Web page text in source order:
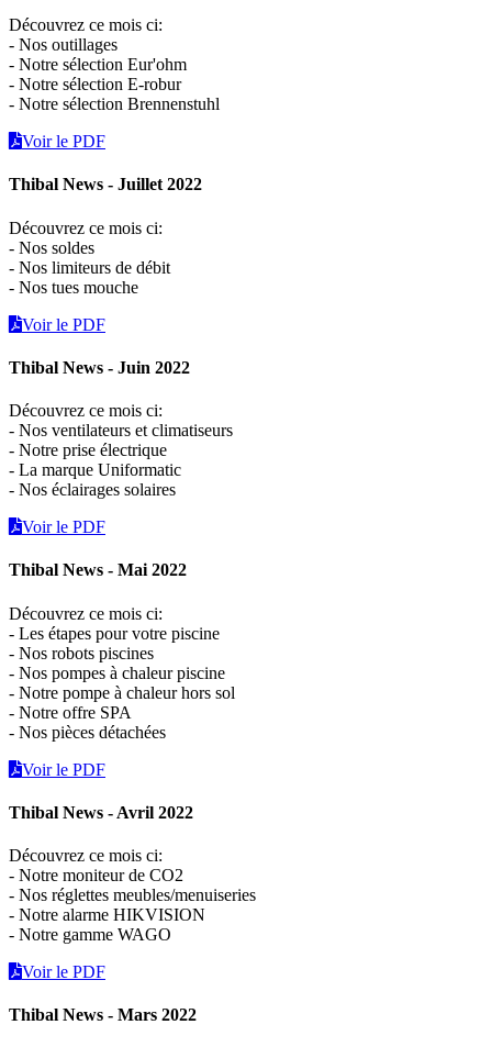
Découvrez ce mois ci:
- Nos outillages
- Notre sélection Eur'ohm
- Notre sélection E-robur
- Notre sélection Brennenstuhl
Voir le PDF
Thibal News - Juillet 2022
Découvrez ce mois ci:
- Nos soldes
- Nos limiteurs de débit
- Nos tues mouche
Voir le PDF
Thibal News - Juin 2022
Découvrez ce mois ci:
- Nos ventilateurs et climatiseurs
- Notre prise électrique
- La marque Uniformatic
- Nos éclairages solaires
Voir le PDF
Thibal News - Mai 2022
Découvrez ce mois ci:
- Les étapes pour votre piscine
- Nos robots piscines
- Nos pompes à chaleur piscine
- Notre pompe à chaleur hors sol
- Notre offre SPA
- Nos pièces détachées
Voir le PDF
Thibal News - Avril 2022
Découvrez ce mois ci:
- Notre moniteur de CO2
- Nos réglettes meubles/menuiseries
- Notre alarme HIKVISION
- Notre gamme WAGO
Voir le PDF
Thibal News - Mars 2022